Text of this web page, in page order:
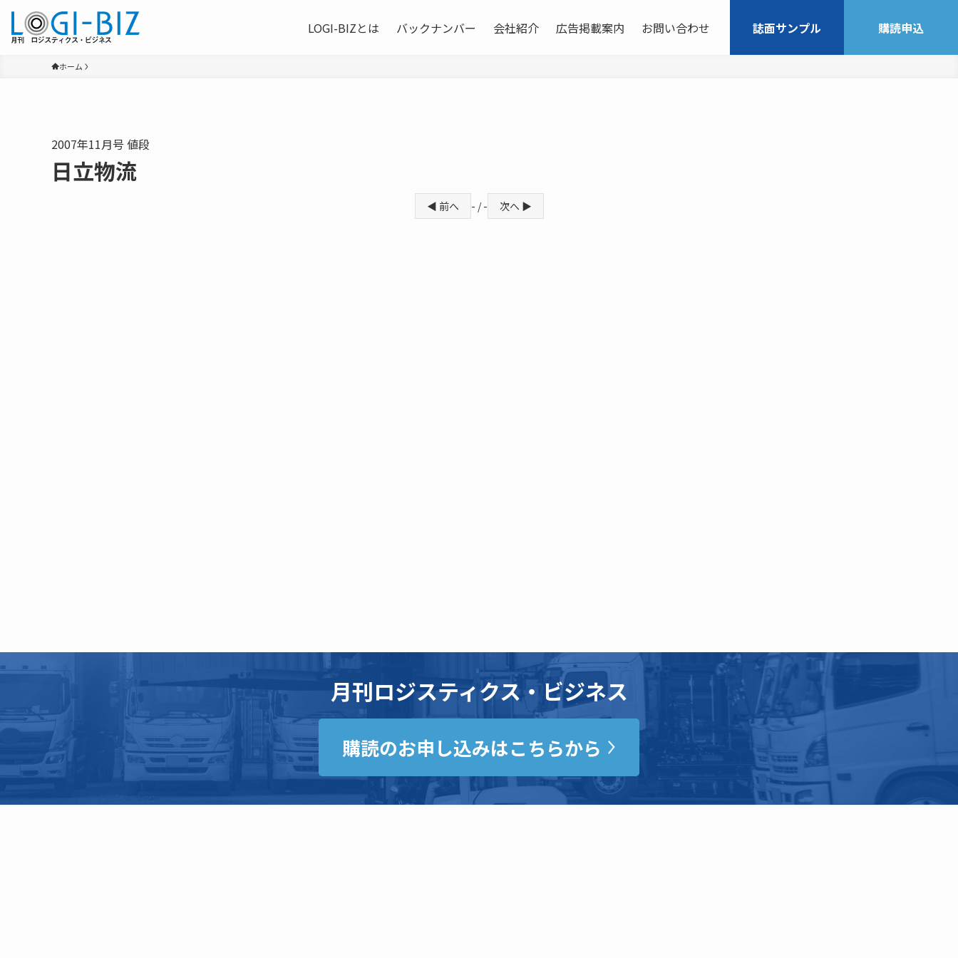
LOGI-BIZとは バックナンバー 会社紹介 広告掲載案内 お問い合わせ 誌面サンプル 購読申込
ホーム
2007年11月号 値段
日立物流
◀ 前へ - / - 次へ ▶
月刊ロジスティクス・ビジネス
購読のお申し込みはこちらから